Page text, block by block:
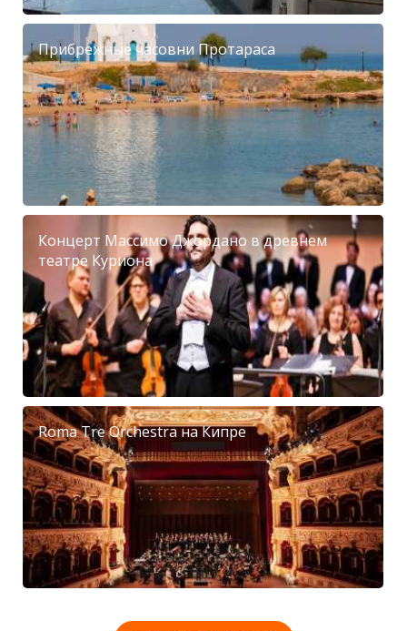
Прибрежные часовни Протараса
Концерт Массимо Джордано в древнем
театре Куриона
Roma Tre Orchestra на Кипре